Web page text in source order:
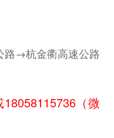
→杭金衢高速公路
18058115736（微